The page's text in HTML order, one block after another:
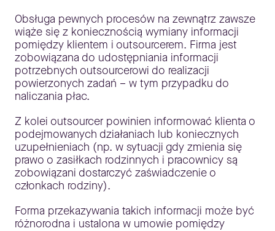
Obsługa pewnych procesów na zewnątrz zawsze
wiąże się z koniecznością wymiany informacji
pomiędzy klientem i outsourcerem. Firma jest
zobowiązana do udostępniania informacji
potrzebnych outsourcerowi do realizacji
powierzonych zadań – w tym przypadku do
naliczania płac.
Z kolei outsourcer powinien informować klienta o
podejmowanych działaniach lub koniecznych
uzupełnieniach (np. w sytuacji gdy zmienia się
prawo o zasiłkach rodzinnych i pracownicy są
zobowiązani dostarczyć zaświadczenie o
członkach rodziny).
Forma przekazywania takich informacji może być
różnorodna i ustalona w umowie pomiędzy